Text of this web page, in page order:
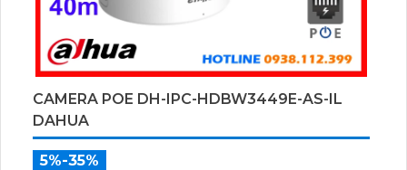
CAMERA POE DH-IPC-HDBW3449E-AS-IL
DAHUA
5%-35%